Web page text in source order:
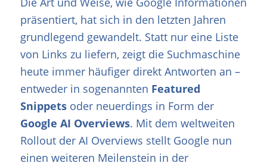
präsentiert, hat sich in den letzten Jahren
grundlegend gewandelt. Statt nur eine Liste
von Links zu liefern, zeigt die Suchmaschine
heute immer häufiger direkt Antworten an –
entweder in sogenannten Featured
Snippetsoder neuerdings in Form der
Google AI Overviews. Mit dem weltweiten
Rollout der AI Overviews stellt Google nun
einen weiteren Meilenstein in der